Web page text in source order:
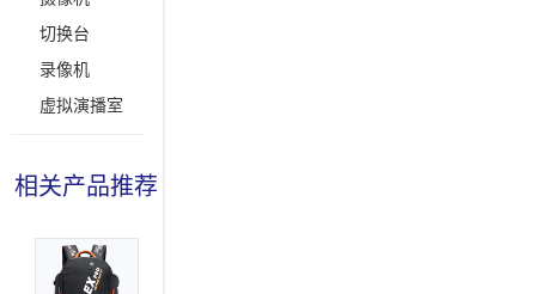
切换台
录像机
虚拟演播室
相关产品推荐